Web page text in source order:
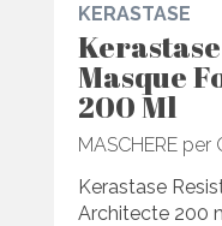
KERASTASE
Masque
200 Ml
MASCHERE per
Kerastase
Architecte 200